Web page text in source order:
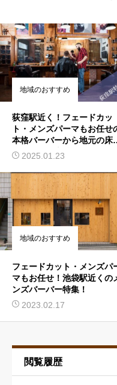
地域のおすすめ
荻窪駅近く！フェードカッ
ト・メンズパーマもお任せ
本格バーバーから地元の床
さんまでを大特集
2025.01.23
地域のおすすめ
フェードカット・メンズパ
マもお任せ！池袋駅近くの
ンズバーバー特集！
2023.02.17
閲覧履歴